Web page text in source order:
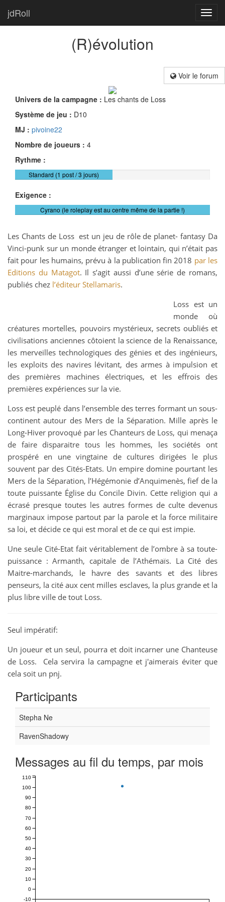
jdRoll
(R)évolution
Voir le forum
Univers de la campagne : Les chants de Loss
Système de jeu : D10
MJ : pivoine22
Nombre de joueurs : 4
Rythme :
Standard (1 post / 3 jours)
Exigence :
Cyrano (le roleplay est au centre même de la partie !)
Les Chants de Loss est un jeu de rôle de planet- fantasy Da
Vinci-punk sur un monde étranger et lointain, qui n’était pas
fait pour les humains, prévu à la publication fin 2018 par les
Editions du Matagot. Il s’agit aussi d’une série de romans,
publiés chez l’éditeur Stellamaris.
Loss est un
monde où
créatures mortelles, pouvoirs mystérieux, secrets oubliés et
civilisations anciennes côtoient la science de la Renaissance,
les merveilles technologiques des génies et des ingénieurs,
les exploits des navires lévitant, des armes à impulsion et
des premières machines électriques, et les effrois des
premières expériences sur la vie.
Loss est peuplé dans l’ensemble des terres formant un sous-
continent autour des Mers de la Séparation. Mille après le
Long-Hiver provoqué par les Chanteurs de Loss, qui menaça
de faire disparaitre tous les hommes, les sociétés ont
prospéré en une vingtaine de cultures dirigées le plus
souvent par des Cités-Etats. Un empire domine pourtant les
Mers de la Séparation, l’Hégémonie d’Anquimenès, fief de la
toute puissante Église du Concile Divin. Cette religion qui a
écrasé presque toutes les autres formes de culte devenus
marginaux impose partout par la parole et la force militaire
sa loi, et décide ce qui est moral et de ce qui est impie.
Une seule Cité-Etat fait véritablement de l’ombre à sa toute-
puissance : Armanth, capitale de l’Athémaïs. La Cité des
Maitre-marchands, le havre des savants et des libres
penseurs, la cité aux cent milles esclaves, la plus grande et la
plus libre ville de tout Loss.
Seul impératif:
Un joueur et un seul, pourra et doit incarner une Chanteuse
de Loss. Cela servira la campagne et j'aimerais éviter que
cela soit un pnj.
Participants
Stepha Ne
RavenShadowy
Messages au fil du temps, par mois
-10
0
10
20
30
40
50
60
70
80
90
100
110